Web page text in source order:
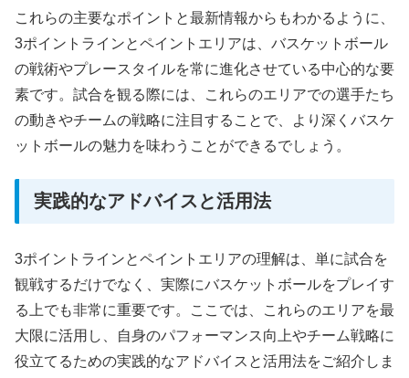
これらの主要なポイントと最新情報からもわかるように、
3ポイントラインとペイントエリアは、バスケットボール
の戦術やプレースタイルを常に進化させている中心的な要
素です。試合を観る際には、これらのエリアでの選手たち
の動きやチームの戦略に注目することで、より深くバスケ
ットボールの魅力を味わうことができるでしょう。
実践的なアドバイスと活用法
3ポイントラインとペイントエリアの理解は、単に試合を
観戦するだけでなく、実際にバスケットボールをプレイす
る上でも非常に重要です。ここでは、これらのエリアを最
大限に活用し、自身のパフォーマンス向上やチーム戦略に
役立てるための実践的なアドバイスと活用法をご紹介しま